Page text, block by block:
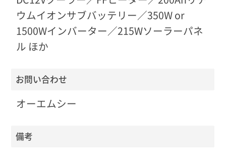
ウムイオンサブバッテリー／350W or
1500Wインバーター／215Wソーラーパネ
ル ほか
お問い合わせ
オーエムシー
備考